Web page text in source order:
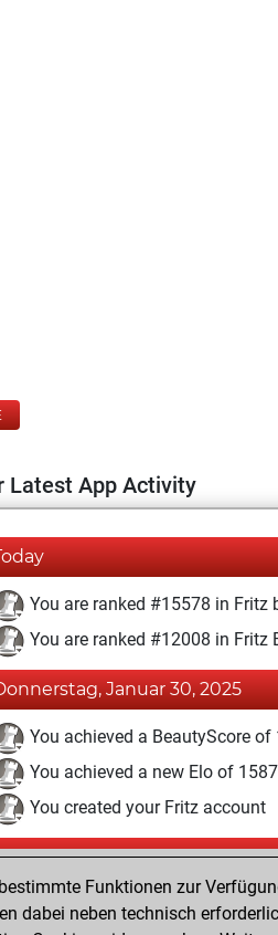
Latest App Activity
You are ranked #15578 in Fritz
You are ranked #12008 in Fritz
Januar 30, 2025
You achieved a BeautyScore of
You achieved a new Elo of 1587
You created your Fritz account
November 29, 2020
You played 2 slow games
Funktionen zur
dabei neben technisch